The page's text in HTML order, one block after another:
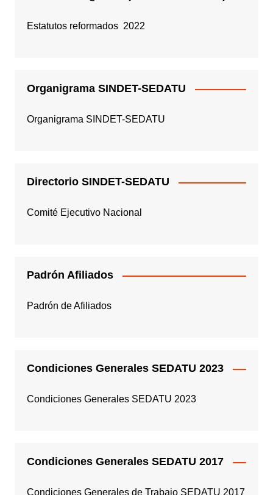
Estatutos reformados 2022
Organigrama SINDET-SEDATU
Organigrama SINDET-SEDATU
Directorio SINDET-SEDATU
Comité Ejecutivo Nacional
Padrón Afiliados
Padrón de Afiliados
Condiciones Generales SEDATU 2023
Condiciones Generales SEDATU 2023
Condiciones Generales SEDATU 2017
Condiciones Generales de Trabajo SEDATU 2017